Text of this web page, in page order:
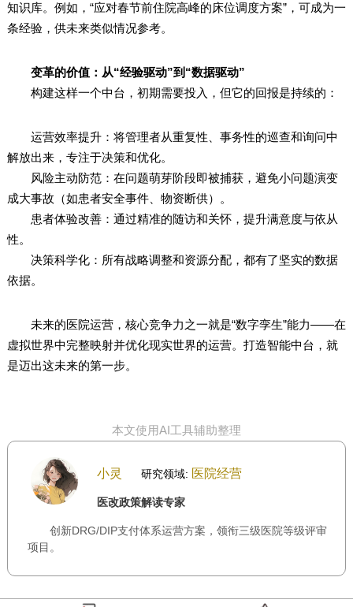
知识库。例如，“应对春节前住院高峰的床位调度方案”，可成为一
条经验，供未来类似情况参考。
变革的价值：从“经验驱动”到“数据驱动”
构建这样一个中台，初期需要投入，但它的回报是持续的：
运营效率提升：将管理者从重复性、事务性的巡查和询问中
解放出来，专注于决策和优化。
风险主动防范：在问题萌芽阶段即被捕获，避免小问题演变
成大事故（如患者安全事件、物资断供）。
患者体验改善：通过精准的随访和关怀，提升满意度与依从
性。
决策科学化：所有战略调整和资源分配，都有了坚实的数据
依据。
未来的医院运营，核心竞争力之一就是“数字孪生”能力——在
虚拟世界中完整映射并优化现实世界的运营。打造智能中台，就
是迈出这未来的第一步。
本文使用AI工具辅助整理
小灵 研究领域: 医院经营
医改政策解读专家
创新DRG/DIP支付体系运营方案，领衔三级医院等级评审
项目。